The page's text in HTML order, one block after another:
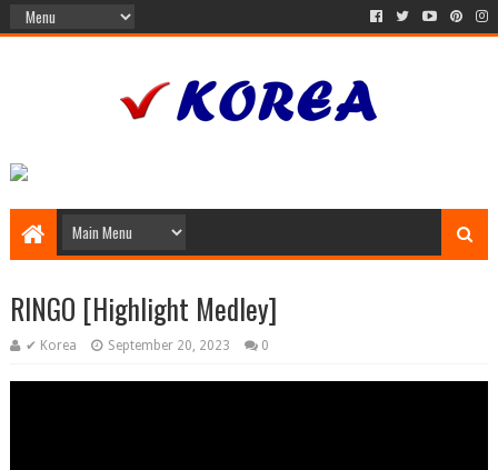
RINGO [Highlight Medley]
✔ Korea September 20, 2023 0